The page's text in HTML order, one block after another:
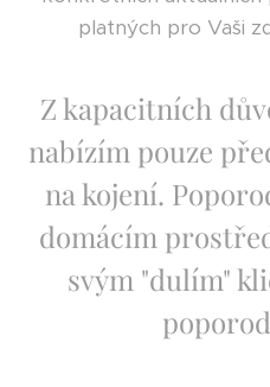
platných pro Vaši
Z kapacitních
nabízím pouze
na kojení.
domácím
svým "dulím"